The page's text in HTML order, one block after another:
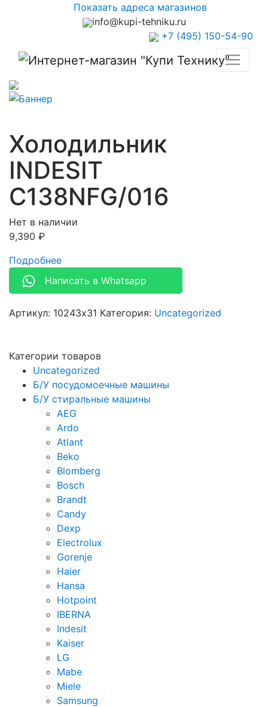
Показать адреса магазинов
info@kupi-tehniku.ru
+7 (495) 150-54-90
Холодильник
INDESIT
C138NFG/016
Нет в наличии
9,390 ₽
Подробнее
Написать в Whatsapp
Артикул: 10243x31 Категория: Uncategorized
Категории товаров
Uncategorized
Б/У посудомоечные машины
Б/У стиральные машины
AEG
Ardo
Atlant
Beko
Blomberg
Bosch
Brandt
Candy
Dexp
Electrolux
Gorenje
Haier
Hansa
Hotpoint
IBERNA
Indesit
Kaiser
LG
Mabe
Miele
Samsung